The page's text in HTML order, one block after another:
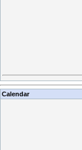
Calendar